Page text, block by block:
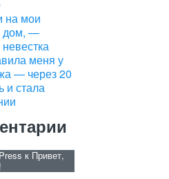
на мои
дом, —
меня у
— через 20
и стала
к Привет,